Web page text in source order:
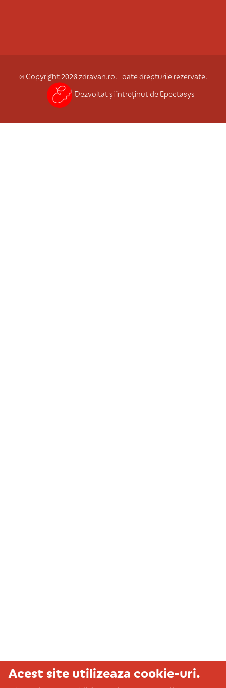
© Copyright 2026 zdravan.ro. Toate drepturile rezervate.
Dezvoltat și întreținut de Epectasys
Acest site utilizeaza cookie-uri.